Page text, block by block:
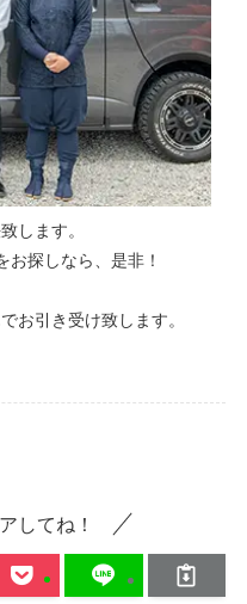
します。
探しなら、是非！
お引き受け致します。
してね！